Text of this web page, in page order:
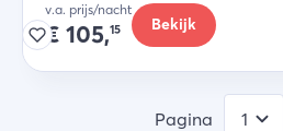
v.a. prijs/nacht
€ 105,15 Bekijk
Pagina